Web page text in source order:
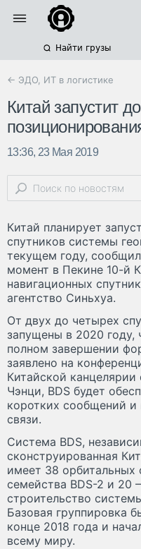
Найти грузы
← ЭДО, ИТ в логистике
Китай запустит
13:36, 23 Мая 2019
Китай планирует
спутников системы
текущем году,
момент в Пекине 10-й
навигационных
агентство Синьхуа.
От двух до четырех
запущены в 2020 году,
полном завершении
заявлено на
Китайской
Чэнци, BDS будет
коротких сообщений
связи.
Система BDS,
сконструированная
имеет 38
семейства BDS-2 и 20
строительство
Базовая группировка
конце 2018 года и
всему миру.